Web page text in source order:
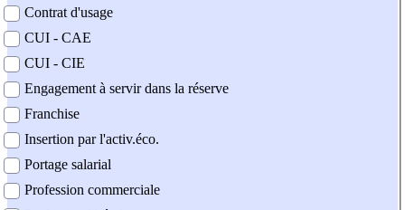
Contrat d'usage
CUI - CAE
CUI - CIE
Engagement à servir dans la réserve
Franchise
Insertion par l'activ.éco.
Portage salarial
Profession commerciale